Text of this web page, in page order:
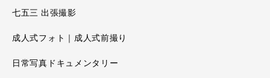
七五三 出張撮影
成人式フォト｜成人式前撮り
日常写真ドキュメンタリー